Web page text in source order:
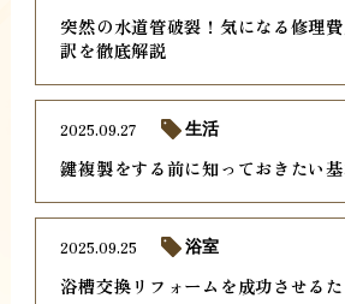
突然の水道管破裂！気になる修理
訳を徹底解説
鍵複製をする前に知っておきたい
2025.09.27 生活
浴槽交換リフォームを成功させる
2025.09.25 浴室